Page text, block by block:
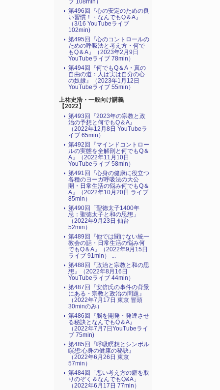
ブ 108min）
第496回『心の安定のための良
い習慣！・なんでもQ＆A』
（3/16 YouTubeライブ
102min)
第495回『心のコントロールの
ための呼吸法と考え方・何で
もQ＆A』（2023年2月9日
YouTubeライブ 78min）
第494回『何でもQ＆A・真の
自由の道：人は実は自分の心
の奴隷』（2023年1月12日
YouTubeライブ 55min）
上祐史浩・一般向け講義
【2022】
第493回『2023年の宗教と政
治の予想と何でもQ＆A』
（2022年12月8日 YouTubeラ
イブ 65min）
第492回『マインドコントロー
ルの実態を全解剖と何でもQ＆
A』（2022年11月10日
YouTubeライブ 58min）
第491回『心身の健康に役立つ
各種のヨーガ呼吸法の大公
開・日常生活の悩み何でもQ＆
A』（2022年10月20日 ライブ
85min）
第490回「聖徳太子1400年
忌：聖徳太子と和の思想」
（2022年9月23日 仙台
52min）
第489回『他では聞けない統一
教会の話・日常生活の悩み何
でもQ＆A』（2022年9月15日
ライブ 91min） ...
第488回『政治と宗教と和の思
想』（2022年8月16日
YouTubeライブ 44min）
第487回『安倍氏の事件の背景
にある・宗教と政治の問題』
（2022年7月17日 東京 冒頭
30minのみ）
第486回『脳を開発・発達させ
る秘訣となんでもQ＆A』
（2022年7月7日YouTubeライ
ブ 75min)
第485回『呼吸瞑想とシンボル
瞑想:心身の健康の秘訣』
（2022年6月26日 東京
57min）
第484回「悪い考え方の癖を取
りのぞく＆なんでもQ&A」
（2022年6月17日 77min）